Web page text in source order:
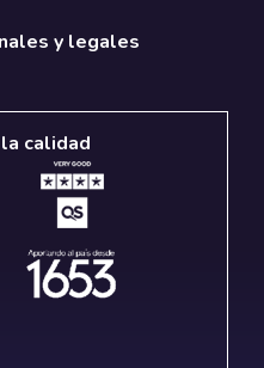
y legales
calidad